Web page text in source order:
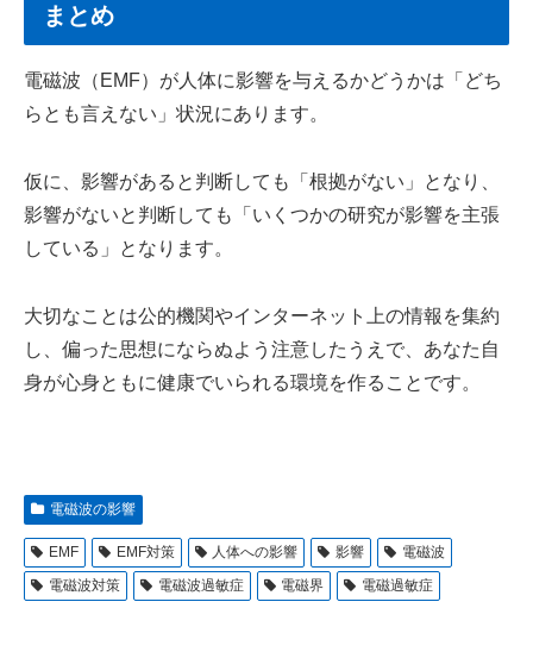
まとめ
電磁波（EMF）が人体に影響を与えるかどうかは「どち
らとも言えない」状況にあります。
仮に、影響があると判断しても「根拠がない」となり、
影響がないと判断しても「いくつかの研究が影響を主張
している」となります。
大切なことは公的機関やインターネット上の情報を集約
し、偏った思想にならぬよう注意したうえで、あなた自
身が心身ともに健康でいられる環境を作ることです。
電磁波の影響
EMF EMF対策 人体への影響 影響
電磁波
電磁波対策
電磁波過敏症 電磁界 電磁過敏症